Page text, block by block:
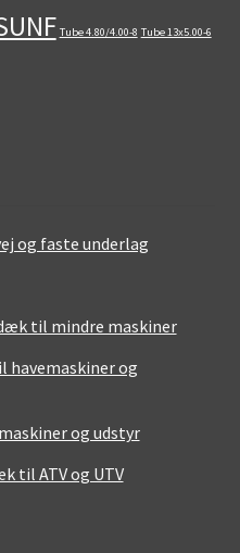
Tube 4.80/4.00-8 Tube 13x5.00-6
og faste underlag
til mindre maskiner
havemaskiner og
og udstyr
til ATV og UTV